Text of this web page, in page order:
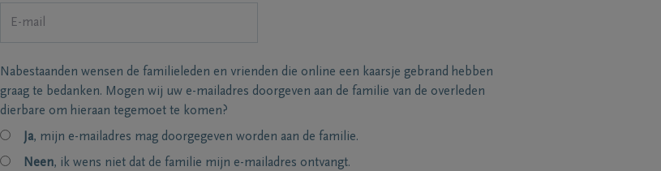
Nabestaanden wensen de familieleden en vrienden die online een kaarsje gebrand hebben
graag te bedanken. Mogen wij uw e-mailadres doorgeven aan de familie van de overleden
dierbare om hieraan tegemoet te komen?
Ja, mijn e-mailadres mag doorgegeven worden aan de familie.
Neen, ik wens niet dat de familie mijn e-mailadres ontvangt.